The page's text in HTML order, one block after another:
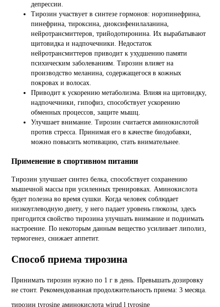
депрессии.
Тирозин участвует в синтезе гормонов: норэпинефрина,
пинефрина, тироксина, диоксифенилаланина,
нейротрансмиттеров, трийодотиронина. Их вырабатывают
щитовидка и надпочечники. Недостаток
нейротрансмиттеров приводит к ухудшению памяти
психическим заболеваниям. Тирозин влияет на
производство меланина, содержащегося в кожных
покровах и волосах.
Приводит к ускорению метаболизма. Влияя на щитовидку,
надпочечники, гипофиз, способствует ускорению
обменных процессов, защите мышц.
Улучшает внимание. Тирозин считается аминокислотой
против стресса. Принимая его в качестве биодобавки,
можно повысить мотивацию, стать внимательнее.
Применение в спортивном питании
Тирозин улучшает синтез белка, способствует сохранению
мышечной массы при усиленных тренировках. Аминокислота
будет полезна во время сушки. Когда человек соблюдает
низкоуглеводную диету, у него падает уровень глюкозы, здесь
пригодится свойство тирозина улучшать внимание и поднимать
настроение. По некоторым данным вещество усиливает липолиз,
термогенез, снижает аппетит.
Способ приема тирозина
Принимать тирозин нужно по 1 г в день. Превышать дозировку
не стоит. Рекомендованная продолжительность приема: 3 месяца.
тирозин tyrosine аминокислота wirud l tyrosine